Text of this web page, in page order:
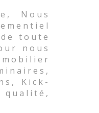
Nous
toute
nous
Kick-